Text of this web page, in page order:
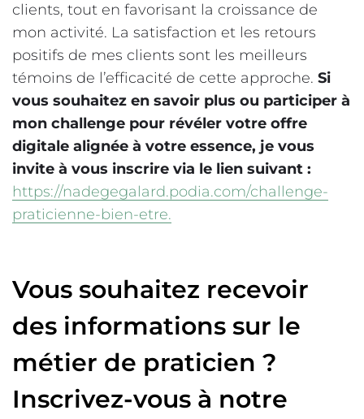
clients, tout en favorisant la croissance de
mon activité. La satisfaction et les retours
positifs de mes clients sont les meilleurs
témoins de l’efficacité de cette approche. Si
vous souhaitez en savoir plus ou participer à
mon challenge pour révéler votre offre
digitale alignée à votre essence, je vous
invite à vous inscrire via le lien suivant :
https://nadegegalard.podia.com/challenge-
praticienne-bien-etre.
Vous souhaitez recevoir
des informations sur le
métier de praticien ?
Inscrivez-vous à notre